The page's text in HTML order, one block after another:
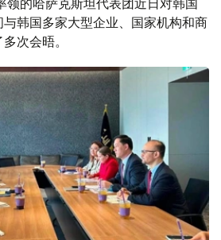
领的哈萨克斯坦代表团近日对韩国
韩国多家大型企业、国家机构和商
次会晤。